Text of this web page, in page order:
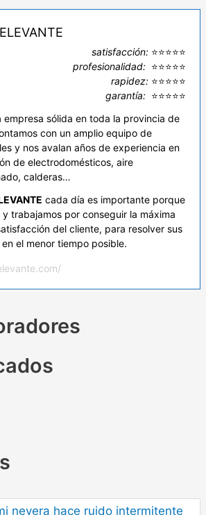
satisfacción: ⭐⭐⭐⭐⭐
profesionalidad: ⭐⭐⭐⭐⭐
rapidez: ⭐⭐⭐⭐⭐
garantía: ⭐⭐⭐⭐⭐
empresa sólida en toda la provincia de
con un amplio equipo de
y nos avalan años de experiencia en
de electrodomésticos, aire
calderas…
cada día es importante porque
y trabajamos por conseguir la máxima
del cliente, para resolver sus
el menor tiempo posible.